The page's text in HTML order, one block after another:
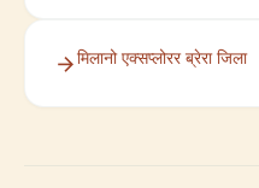
मिलानो एक्सप्लोरर ब्रेरा जिला